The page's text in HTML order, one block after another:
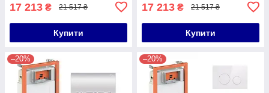
17 213 ₴ 21 517 ₴
Купити
17 213 ₴ 21 517 ₴
Купити
–20% –20%